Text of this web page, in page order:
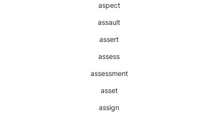
aspect
assault
assert
assess
assessment
asset
assign